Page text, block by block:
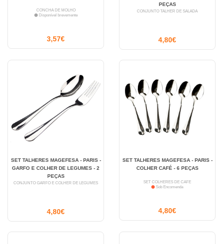
CONCHA DE MOLHO
Disponível brevemente
3,57€
PEÇAS
CONJUNTO TALHER DE SALADA
4,80€
SET TALHERES MAGEFESA - PARIS -
GARFO E COLHER DE LEGUMES - 2
PEÇAS
CONJUNTO GARFO E COLHER DE LEGUMES
4,80€
SET TALHERES MAGEFESA - PARIS -
COLHER CAFÉ - 6 PEÇAS
SET COLHERES DE CAFÉ
Sob Encomenda
4,80€